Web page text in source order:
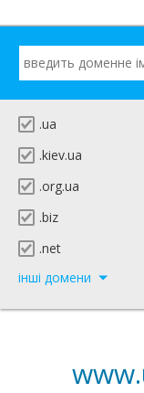
.ua
.kiev.ua
.org.ua
.biz
.net
інші домени